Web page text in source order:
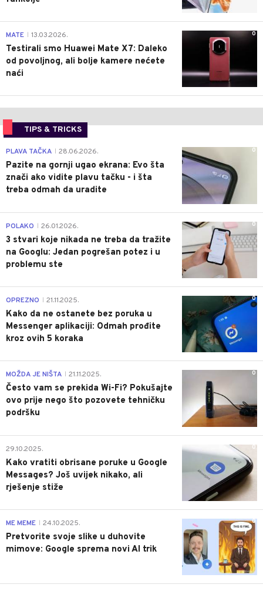
0
MATE 13.03.2026.
Testirali smo Huawei Mate X7: Daleko
od povoljnog, ali bolje kamere nećete
naći
TIPS & TRICKS
0
PLAVA TAČKA 28.06.2026.
Pazite na gornji ugao ekrana: Evo šta
znači ako vidite plavu tačku - i šta
treba odmah da uradite
0
POLAKO 26.01.2026.
3 stvari koje nikada ne treba da tražite
na Googlu: Jedan pogrešan potez i u
problemu ste
0
OPREZNO 21.11.2025.
Kako da ne ostanete bez poruka u
Messenger aplikaciji: Odmah prođite
kroz ovih 5 koraka
0
MOŽDA JE NIŠTA 21.11.2025.
Često vam se prekida Wi-Fi? Pokušajte
ovo prije nego što pozovete tehničku
podršku
0
29.10.2025.
Kako vratiti obrisane poruke u Google
Messages? Još uvijek nikako, ali
rješenje stiže
0
ME MEME 24.10.2025.
Pretvorite svoje slike u duhovite
mimove: Google sprema novi AI trik